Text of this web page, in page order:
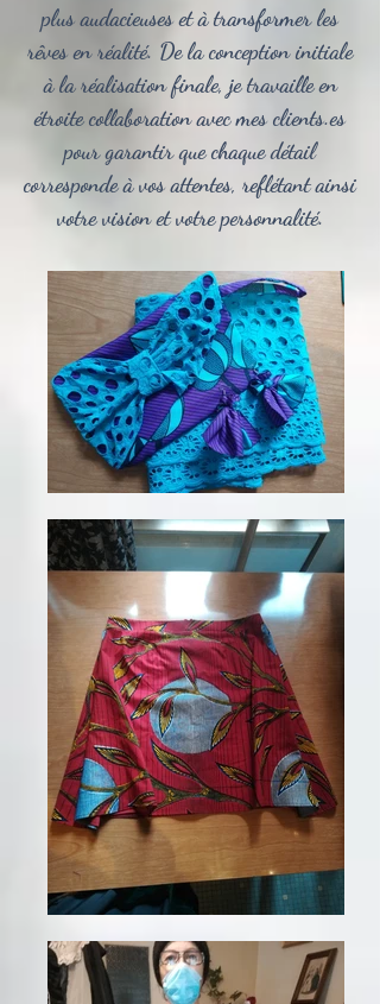
plus audacieuses et à transformer les
rêves en réalité. De la conception initiale
à la réalisation finale, je travaille en
étroite collaboration avec mes clients.es
pour garantir que chaque détail
corresponde à vos attentes, reflétant ainsi
votre vision et votre personnalité.